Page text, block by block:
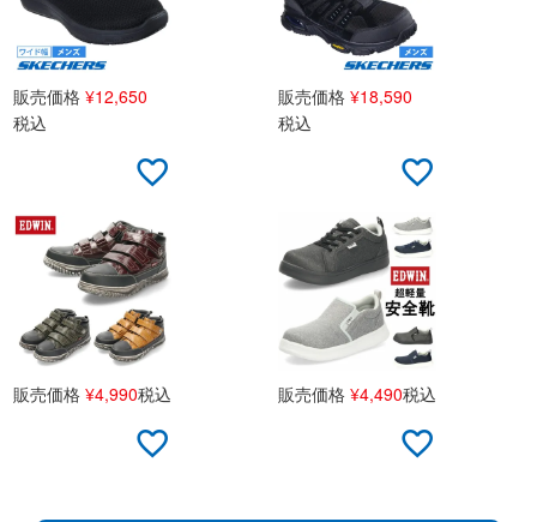
販売価格 ¥12,650
税込
販売価格 ¥18,590
税込
販売価格 ¥4,990税込 販売価格 ¥4,490税込